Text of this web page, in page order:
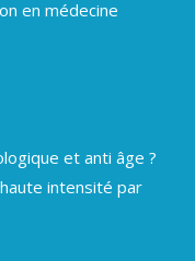
en médecine
et anti âge ?
intensité par